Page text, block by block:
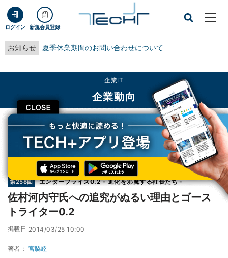
ログイン 新規会員登録
お知らせ 夏季休業期間のお問い合わせについて
CLOSE
企業IT
企業動向
TECH+ 企業IT
企業動向
佐村河内守氏への追究がぬるい理由とゴーストライター0.2
第258回 エンタープライズ0.2 - 進化を邪魔する社長たち -
佐村河内守氏への追究がぬるい理由とゴース
トライター0.2
掲載日 2014/03/25 10:00
著者： 宮脇睦